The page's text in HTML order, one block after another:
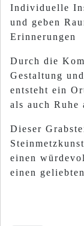
Individuelle
und geben
Erinnerungen
Durch die
Gestaltung
entsteht ein
als auch Ruhe
Dieser
einen
einen